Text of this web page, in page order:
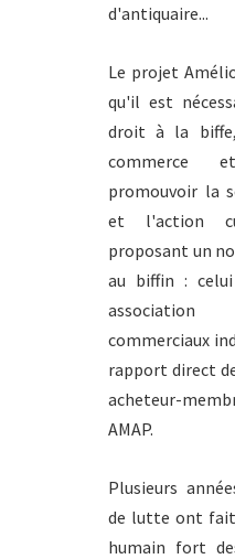
d'antiquaire...
Le projet
qu'il est
droit à la
commerce
promouvoir la
et l'action
proposant un
au biffin :
commerciaux
rapport direct
acheteur-
AMAP.
Plusieurs
de lutte ont fait
humain fort